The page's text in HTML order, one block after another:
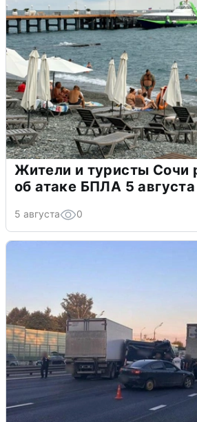
Жители и туристы Сочи
об атаке БПЛА 5 августа
5 августа 0